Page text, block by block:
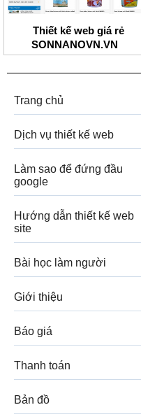
Thiết kế web giá rẻ
SONNANOVN.VN
Trang chủ
Dịch vụ thiết kế web
Làm sao để đứng đầu
google
Hướng dẫn thiết kế web
site
Bài học làm người
Giới thiệu
Báo giá
Thanh toán
Bản đồ